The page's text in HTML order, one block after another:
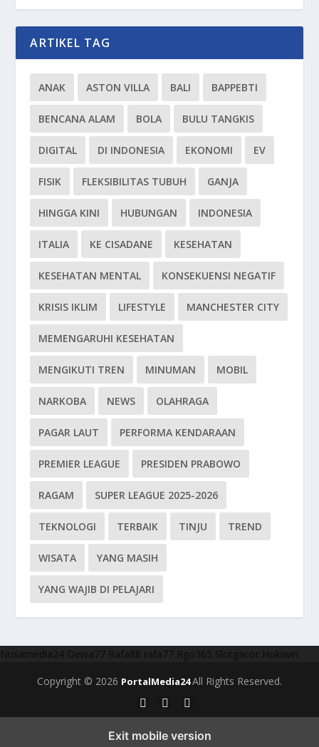
ARTIKEL TAG
ANAK ASTON VILLA BALI BAPPEBTI
BENCANA ALAM BOLA BULU TANGKIS
DIGITAL DI INDONESIA EKONOMI EV
FISIK FLEKSIBILITAS TUBUH GANJA
HINGGA KINI HUBUNGAN INDONESIA
ITALIA KE CISADANE KESEHATAN
KESEHATAN MENTAL KONSEKUENSI NEGATIF
KRISIS IKLIM LIFESTYLE MANCHESTER CITY
MEMENGARUHI KESEHATAN
MENGIKUTI TREN MINUMAN MOBIL
NARKOBA NEWS OLAHRAGA
PAGAR LAUT PERFORMA KENDARAAN
PREMIER LEAGUE PRESIDEN PRABOWO
RAGAM SUPER LEAGUE 2025-2026
TEKNOLOGI TERBAIK TINJU TREND
WISATA YANG MASIH
YANG WAJIB DI PELAJARI
Nusamedia24 Dewa77 Rafa88 rafa77 Rgo365 Slotgacor Hokiwin
Copyright © 2026 PortalMedia24All Rights Reserved.
Exit mobile version